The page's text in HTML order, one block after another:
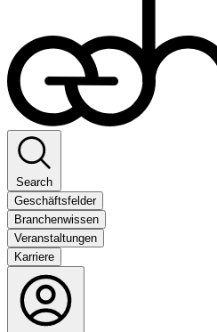
Search
Geschäftsfelder
Branchenwissen
Veranstaltungen
Karriere